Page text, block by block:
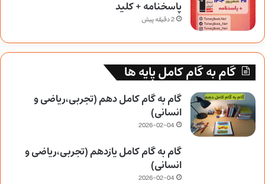
پاسخنامه + کلید
2 دقیقه پیش
گام به گام کامل پایه ها
گام به گام کامل دهم (تجربی،ریاضی و
انسانی)
2026-02-04
گام به گام کامل یازدهم (تجربی،ریاضی و
انسانی)
2026-02-04